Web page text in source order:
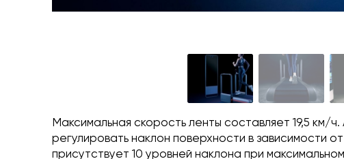
Максимальная скорость ленты составляет 19,5 км/
регулировать наклон поверхности в зависимости
присутствует 10 уровней наклона при